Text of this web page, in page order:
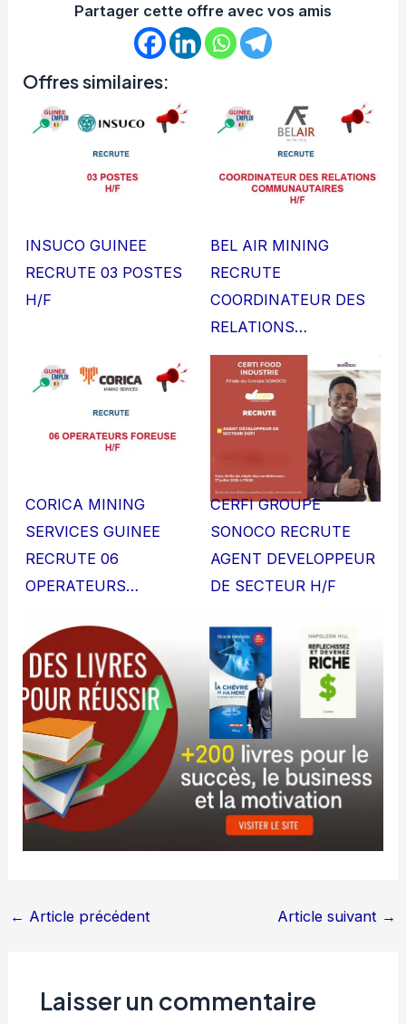
Partager cette offre avec vos amis
Offres similaires:
INSUCO GUINEE
RECRUTE 03 POSTES
H/F
BEL AIR MINING
RECRUTE
COORDINATEUR DES
RELATIONS…
CORICA MINING
SERVICES GUINEE
RECRUTE 06
OPERATEURS…
CERFI GROUPE
SONOCO RECRUTE
AGENT DEVELOPPEUR
DE SECTEUR H/F
← Article précédent Article suivant →
Laisser un commentaire